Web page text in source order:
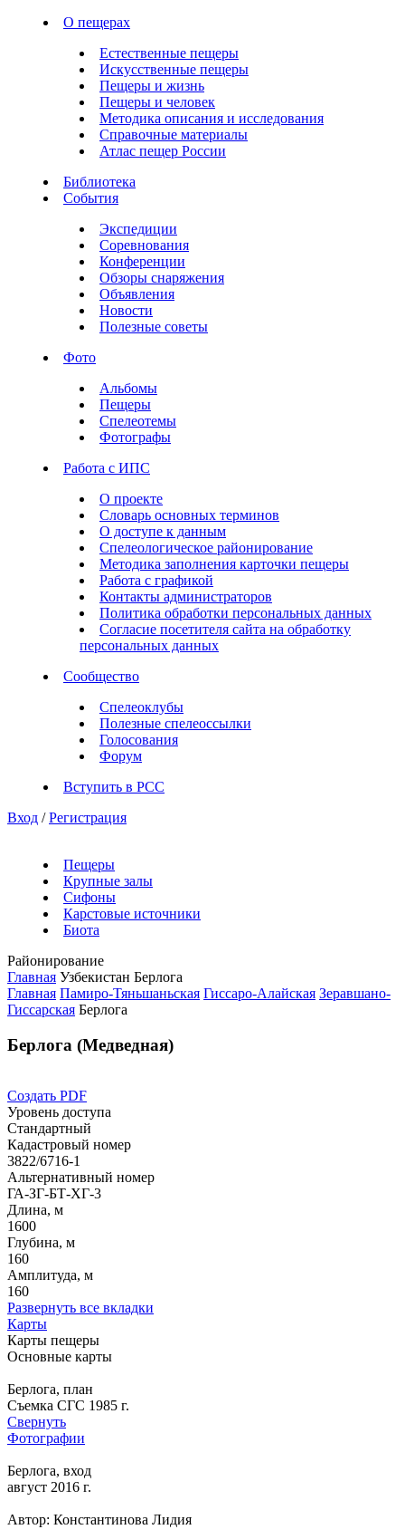
О пещерах
Естественные пещеры
Искусственные пещеры
Пещеры и жизнь
Пещеры и человек
Методика описания и исследования
Справочные материалы
Атлас пещер России
Библиотека
События
Экспедиции
Соревнования
Конференции
Обзоры снаряжения
Объявления
Новости
Полезные советы
Фото
Альбомы
Пещеры
Спелеотемы
Фотографы
Работа с ИПС
О проекте
Словарь основных терминов
О доступе к данным
Спелеологическое районирование
Методика заполнения карточки пещеры
Работа с графикой
Контакты администраторов
Политика обработки персональных данных
Согласие посетителя сайта на обработку
персональных данных
Сообщество
Спелеоклубы
Полезные спелеоссылки
Голосования
Форум
Вступить в РСС
Вход / Регистрация
Пещеры
Крупные залы
Сифоны
Карстовые источники
Биота
Районирование
Главная Узбекистан Берлога
Главная Памиро-Тяньшаньская Гиссаро-Алайская Зеравшано-
Гиссарская Берлога
Берлога (Медведная)
Создать PDF
Уровень доступа
Стандартный
Кадастровый номер
3822/6716-1
Альтернативный номер
ГА-ЗГ-БТ-ХГ-3
Длина, м
1600
Глубина, м
160
Амплитуда, м
160
Развернуть все вкладки
Карты
Карты пещеры
Основные карты
Берлога, план
Съемка СГС 1985 г.
Свернуть
Фотографии
Берлога, вход
август 2016 г.
Автор: Константинова Лидия